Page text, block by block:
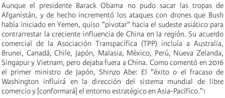
Aunque el presidente Barack Obama no pudo sacar las tropas de
Afganistán, y de hecho incrementó los ataques con drones que Bush
había iniciado en Yemen, quiso "pivotar" hacia el sudeste asiático para
contrarrestar la creciente influencia de China en la región. Su acuerdo
comercial de la Asociación Transpacífica (TPP) incluía a Australia,
Brunei, Canadá, Chile, Japón, Malasia, México, Perú, Nueva Zelanda,
Singapur y Vietnam, pero dejaba fuera a China. Como comentó en 2016
el primer ministro de Japón, Shinzo Abe: El "éxito o el fracaso de
Washington influirá en la dirección del sistema mundial de libre
comercio y [conformará] el entorno estratégico en Asia-Pacífico."1